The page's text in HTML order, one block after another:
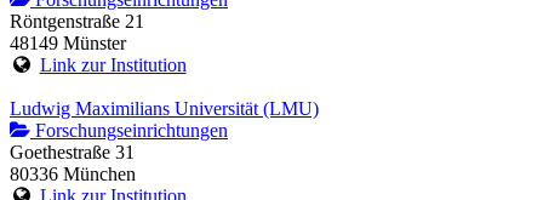
Röntgenstraße 21
48149 Münster
Link zur Institution
Ludwig Maximilians Universität (LMU)
Forschungseinrichtungen
Goethestraße 31
80336 München